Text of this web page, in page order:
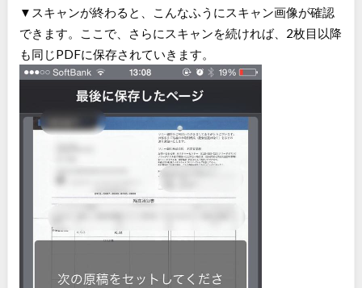
▼スキャンが終わると、こんなふうにスキャン画像が確認
できます。ここで、さらにスキャンを続ければ、2枚目以降
も同じPDFに保存されていきます。